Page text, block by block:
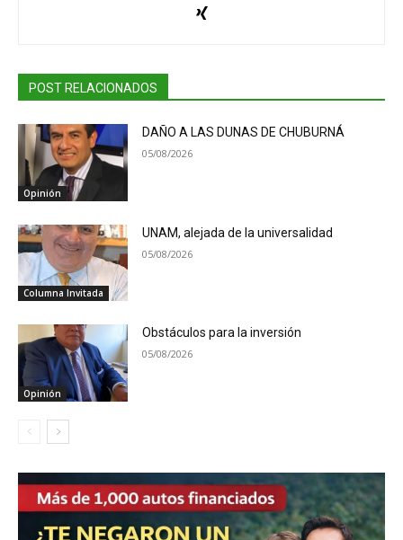
POST RELACIONADOS
Opinión
DAÑO A LAS DUNAS DE CHUBURNÁ
05/08/2026
Columna Invitada
UNAM, alejada de la universalidad
05/08/2026
Opinión
Obstáculos para la inversión
05/08/2026